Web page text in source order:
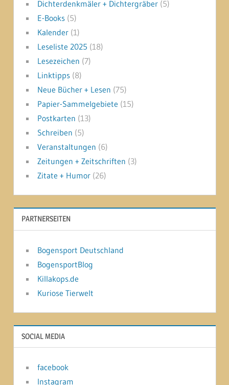
Dichterdenkmäler + Dichtergräber(5)
E-Books(5)
Kalender(1)
Leseliste 2025 (18)
Lesezeichen (7)
Linktipps(8)
Neue Bücher + Lesen (75)
Papier-Sammelgebiete (15)
Postkarten (13)
Schreiben (5)
Veranstaltungen (6)
Zeitungen + Zeitschriften (3)
Zitate + Humor(26)
PARTNERSEITEN
Bogensport Deutschland
BogensportBlog
Killakops.de
Kuriose Tierwelt
SOCIAL MEDIA
facebook
Instagram